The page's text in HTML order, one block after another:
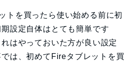
トを買ったら使い始める前に初
設定自体はとても簡単です
はやっておいた方が良い設定
は、初めてFireタブレットを買